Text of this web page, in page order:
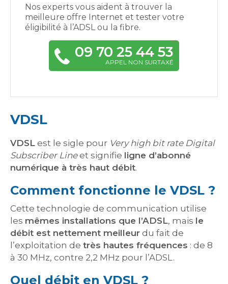
Nos experts vous aident à trouver la
meilleure offre Internet et tester votre
éligibilité à l’ADSL ou la fibre.
09 70 25 44 53
APPEL NON SURTAXÉ
VDSL
VDSL est le sigle pour Very high bit rate Digital
Subscriber Lineet signifie ligne d’abonné
numérique à très haut débit.
Comment fonctionne le VDSL ?
Cette technologie de communication utilise
les mêmes installations que l’ADSL, mais le
débit est nettement meilleur du fait de
l’exploitation de très hautes fréquences : de 8
à 30 MHz, contre 2,2 MHz pour l’ADSL.
Quel débit en VDSL ?